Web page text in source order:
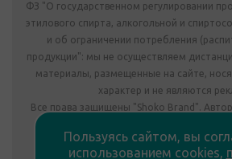
ФЗ "О государственном регулировании
этилового спирта, алкогольной и
и об ограничении потребления
продукции": мы не осуществляем
материалы, размещенные на сайте,
характер и не являются
Все права защищены "Shoko Brand".
Комплектация подарка может
Пользуясь сайтом, вы
использованием cookies,